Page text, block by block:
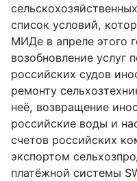
список условий,
МИДе в апреле этого
возобновление услуг
российских судов
ремонту
неё, возвращение
российские воды и
счетов российских
экспортом
платёжной системы